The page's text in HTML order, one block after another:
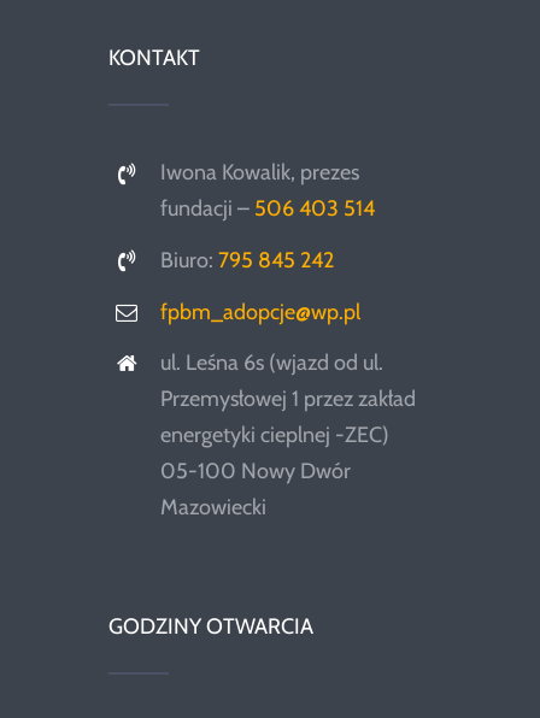
KONTAKT
Iwona Kowalik, prezes
fundacji – 506 403 514
Biuro:795 845 242
fpbm_adopcje@wp.pl
ul. Leśna 6s (wjazd od ul.
Przemysłowej 1 przez zakład
energetyki cieplnej -ZEC)
05-100 Nowy Dwór
Mazowiecki
GODZINY OTWARCIA